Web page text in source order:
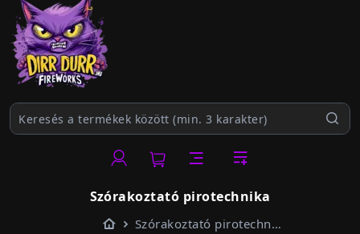
Szórakoztató pirotechnika
Kezdőlap Szórakoztató pirotechnika